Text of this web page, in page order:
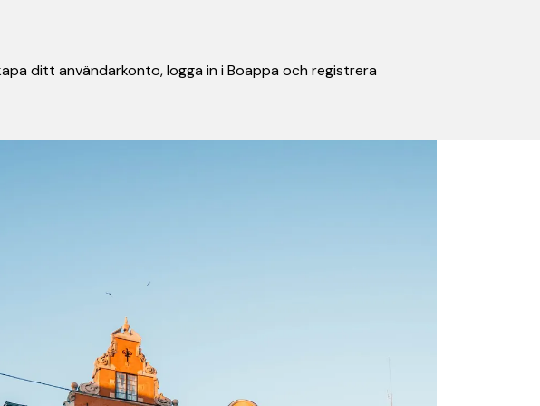
ditt användarkonto, logga in i Boappa och registrera